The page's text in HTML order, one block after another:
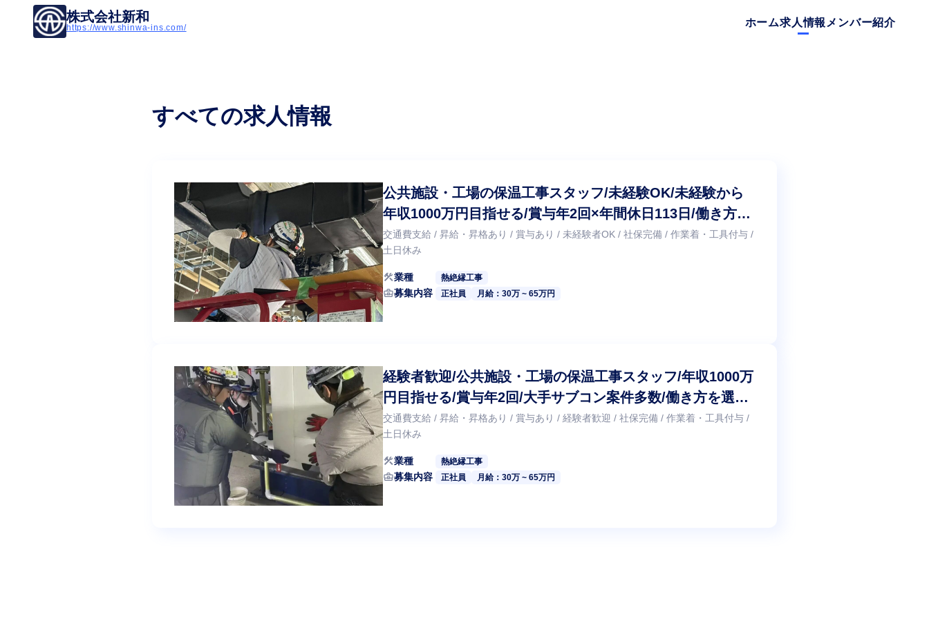
株式会社新和
https://www.shinwa-ins.com/ ホーム求人情報 メンバー紹介
すべての求人情報
公共施設・工場の保温工事スタッフ/未経験OK/未経験から
年収1000万円目指せる/賞与年2回×年間休日113日/働き方を
選べる×福利厚生充実/国家資格取得支援あり
交通費支給 / 昇給・昇格あり / 賞与あり / 未経験者OK / 社保完備 / 作業着・工具付与 /
土日休み
construction業種 熱絶縁工事
business_center募集内容 正社員 月給：30万 ~ 65万円
経験者歓迎/公共施設・工場の保温工事スタッフ/年収1000万
円目指せる/賞与年2回/大手サブコン案件多数/働き方を選べ
る×福利厚生充実
交通費支給 / 昇給・昇格あり / 賞与あり / 経験者歓迎 / 社保完備 / 作業着・工具付与 /
土日休み
construction業種 熱絶縁工事
business_center募集内容 正社員 月給：30万 ~ 65万円